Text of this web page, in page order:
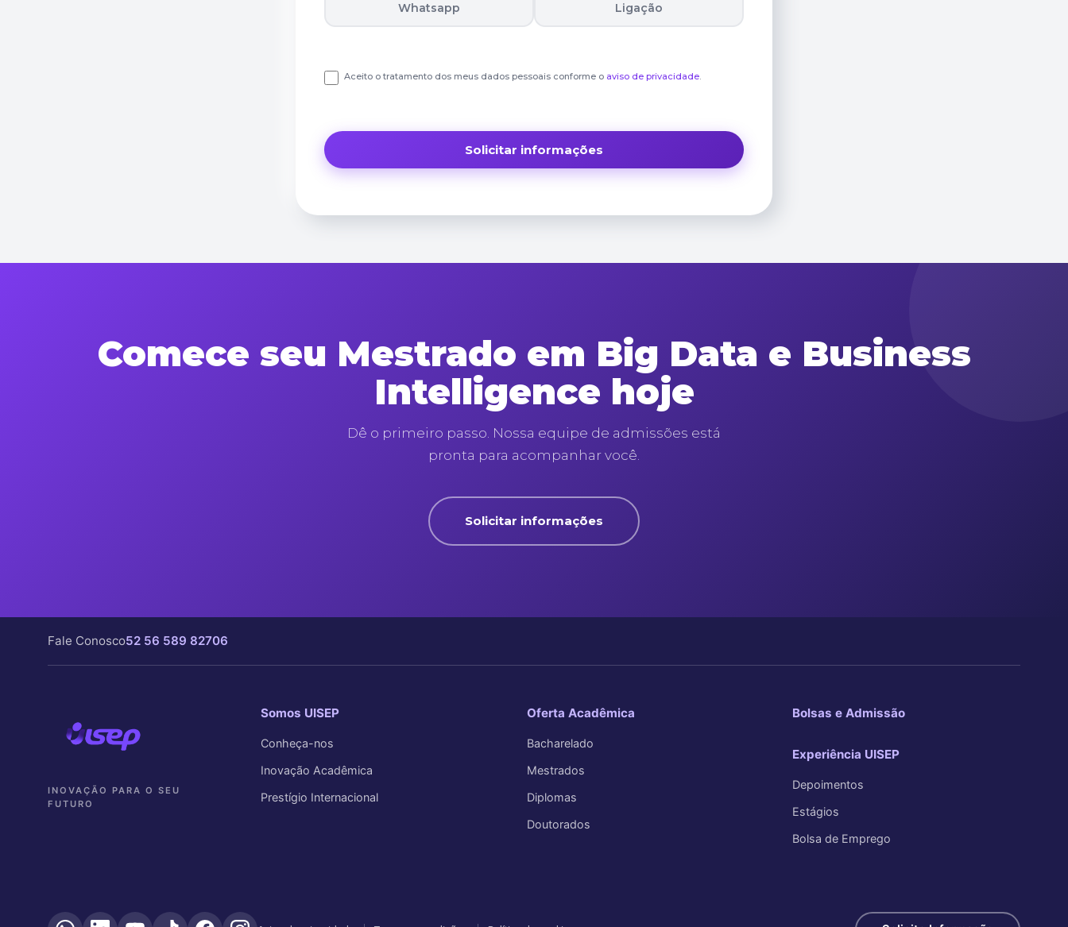
Whatsapp Ligação
Aceito o tratamento dos meus dados pessoais conforme o aviso de privacidade
Comece seu Mestrado em Big Data e Business
Intelligence hoje
Dê o primeiro passo. Nossa equipe de admissões está
pronta para acompanhar você.
Solicitar informações
Fale Conosco52 56 589 82706
INOVAÇÃO PARA O SEU
FUTURO
Somos UISEP
Conheça-nos
Inovação Acadêmica
Prestígio Internacional
Oferta Acadêmica
Bacharelado
Mestrados
Diplomas
Doutorados
Bolsas e Admissão
Experiência UISEP
Depoimentos
Estágios
Bolsa de Emprego